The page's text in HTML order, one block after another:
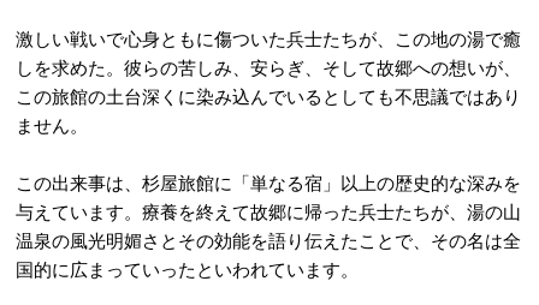
激しい戦いで心身ともに傷ついた兵士たちが、この地の湯で癒
しを求めた。彼らの苦しみ、安らぎ、そして故郷への想いが、
この旅館の土台深くに染み込んでいるとしても不思議ではあり
ません。
この出来事は、杉屋旅館に「単なる宿」以上の歴史的な深みを
与えています。療養を終えて故郷に帰った兵士たちが、湯の山
温泉の風光明媚さとその効能を語り伝えたことで、その名は全
国的に広まっていったといわれています。